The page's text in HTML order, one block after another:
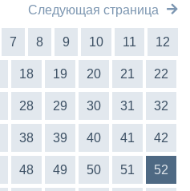
Следующая страница
7 8 9 10 11 12
18 19 20 21 22
28 29 30 31 32
38 39 40 41 42
48 49 50 51 52